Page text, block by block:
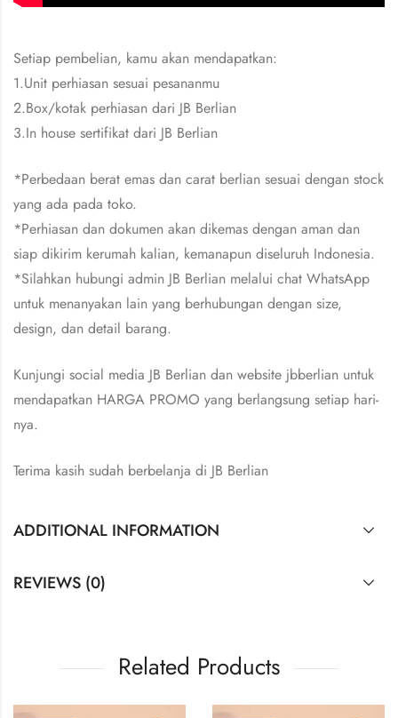
Setiap pembelian, kamu akan mendapatkan:
1.Unit perhiasan sesuai pesananmu
2.Box/kotak perhiasan dari JB Berlian
3.In house sertifikat dari JB Berlian
*Perbedaan berat emas dan carat berlian sesuai dengan stock
yang ada pada toko.
*Perhiasan dan dokumen akan dikemas dengan aman dan
siap dikirim kerumah kalian, kemanapun diseluruh Indonesia.
*Silahkan hubungi admin JB Berlian melalui chat WhatsApp
untuk menanyakan lain yang berhubungan dengan size,
design, dan detail barang.
Kunjungi social media JB Berlian dan website jbberlian untuk
mendapatkan HARGA PROMO yang berlangsung setiap hari-
nya.
Terima kasih sudah berbelanja di JB Berlian
ADDITIONAL INFORMATION
REVIEWS (0)
Related Products